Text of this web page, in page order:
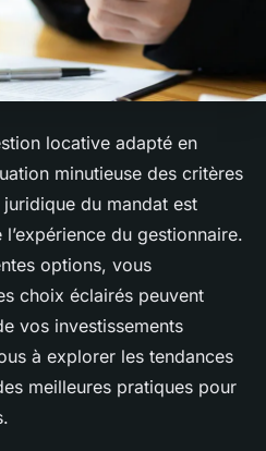
locative adapté en
minutieuse des critères
du mandat est
du gestionnaire.
options, vous
choix éclairés peuvent
vos investissements
à explorer les tendances
meilleures pratiques pour